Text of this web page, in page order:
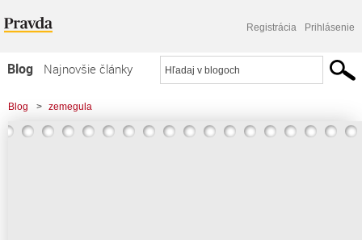
Registrácia Prihlásenie
Blog
Najnovšie články
Najčítanejšie články
Najkomentovanejšie články
Blog > zemegula
> Mierová koalícia alebo tanková koalícia: kam nás nová vláda a prvovoliči